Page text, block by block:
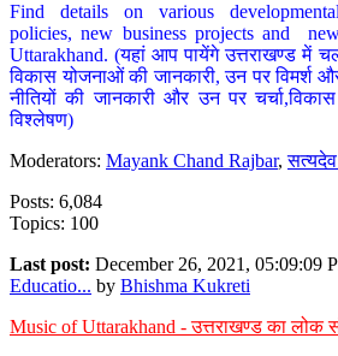
Find details on various
policies, new business projects and
Uttarakhand. (यहां आप पायेंगे उत्तराखण्ड में
विकास योजनाओं की जानकारी, उन पर विमर्श
नीतियों की जानकारी और उन पर
विश्लेषण)
Moderators: Mayank Chand Rajbar,
Posts: 6,084
Topics: 100
Last post: December 26, 2021, 05:09:09
Educatio... by Bhishma Kukreti
Music of Uttarakhand - उत्तराखण्ड का लोक